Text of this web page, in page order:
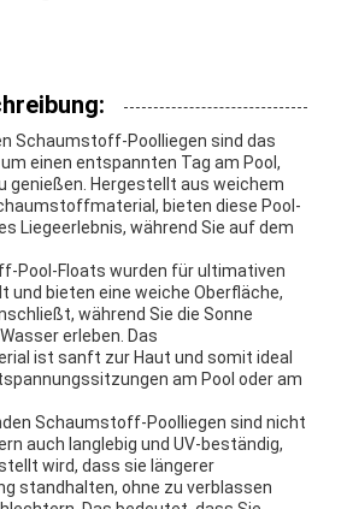
Schaumstoff-Poolliegen sind das
einen entspannten Tag am Pool,
genießen. Hergestellt aus weichem
bieten diese Pool-
Liegeerlebnis, während Sie auf dem
Pool-Floats wurden für ultimativen
und bieten eine weiche Oberfläche,
während Sie die Sonne
erleben. Das
ist sanft zur Haut und somit ideal
am Pool oder am
Schaumstoff-Poolliegen sind nicht
auch langlebig und UV-beständig,
wird, dass sie längerer
standhalten, ohne zu verblassen